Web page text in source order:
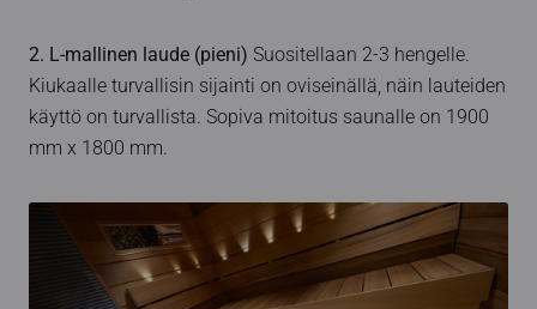
2. L-mallinen laude (pieni) Suositellaan 2-3 hengelle.
Kiukaalle turvallisin sijainti on oviseinällä, näin lauteiden
käyttö on turvallista. Sopiva mitoitus saunalle on 1900
mm x 1800 mm.